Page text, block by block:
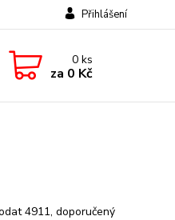
Přihlášení
0ks
za 0 Kč
4911, doporučený